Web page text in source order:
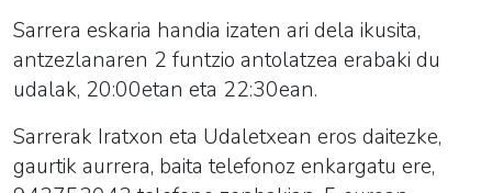
Sarrera eskaria handia izaten ari dela ikusita,
antzezlanaren 2 funtzio antolatzea erabaki du
udalak, 20:00etan eta 22:30ean.
Sarrerak Iratxon eta Udaletxean eros daitezke,
gaurtik aurrera, baita telefonoz enkargatu ere,